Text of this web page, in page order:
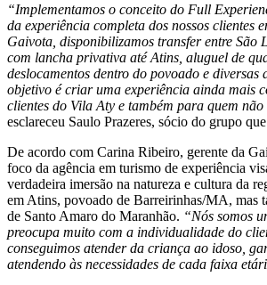
“Implementamos o conceito do Full
da experiência completa dos nossos clientes
Gaivota, disponibilizamos transfer entre São
com lancha privativa até Atins, aluguel de
deslocamentos dentro do povoado e diversas
objetivo é criar uma experiência ainda mais
clientes do Vila Aty e também para quem não
esclareceu Saulo Prazeres, sócio do grupo
De acordo com Carina Ribeiro, gerente da
foco da agência em turismo de experiência
verdadeira imersão na natureza e cultura da
em Atins, povoado de Barreirinhas/MA, mas
de Santo Amaro do Maranhão. “Nós somos
preocupa muito com a individualidade do
conseguimos atender da criança ao idoso,
atendendo às necessidades de cada faixa